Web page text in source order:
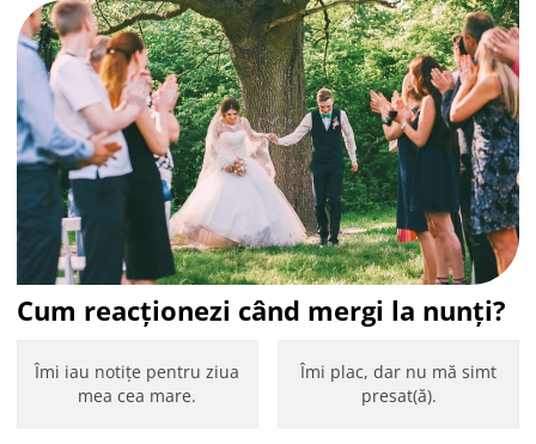
Cum reacționezi când mergi la nunți?
Îmi iau notițe pentru ziua
mea cea mare.
Îmi plac, dar nu mă simt
presat(ă).